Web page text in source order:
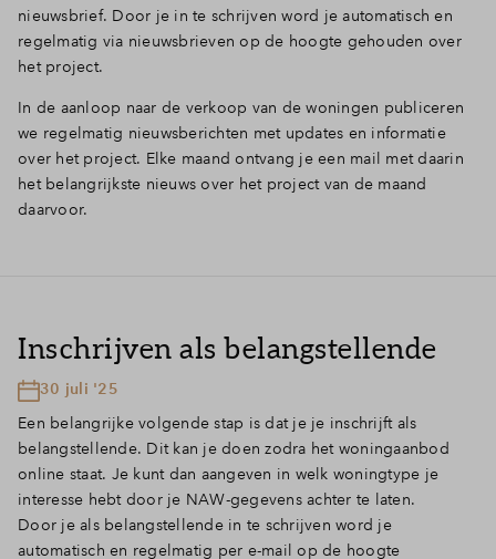
nieuwsbrief. Door je in te schrijven word je automatisch en
regelmatig via nieuwsbrieven op de hoogte gehouden over
het project.
In de aanloop naar de verkoop van de woningen publiceren
we regelmatig nieuwsberichten met updates en informatie
over het project. Elke maand ontvang je een mail met daarin
het belangrijkste nieuws over het project van de maand
daarvoor.
Inschrijven als belangstellende
30 juli '25
Een belangrijke volgende stap is dat je je inschrijft als
belangstellende. Dit kan je doen zodra het woningaanbod
online staat. Je kunt dan aangeven in welk woningtype je
interesse hebt door je NAW-gegevens achter te laten.
Door je als belangstellende in te schrijven word je
automatisch en regelmatig per e-mail op de hoogte